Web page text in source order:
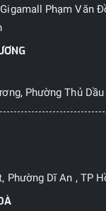
Phạm Văn
Phường Thủ
Phường Dĩ An , TP